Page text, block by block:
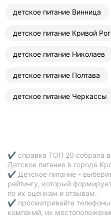
детское питание Винница
детское питание Кривой Рог
детское питание Николаев
детское питание Полтава
детское питание Черкассы
✔ справка ТОП 20 собрала
Детское питание в городе
✔ Детское питание -
рейтингу, который
по их оценкам и отзывам.
✔ просматривайте
компаний, их